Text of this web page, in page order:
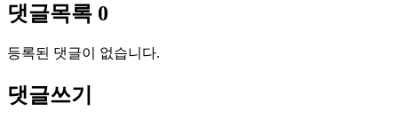
댓글목록 0
등록된 댓글이 없습니다.
댓글쓰기